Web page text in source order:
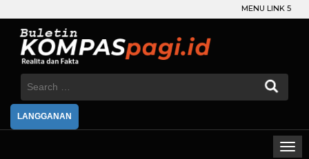
MENU LINK 5
Search
LANGGANAN